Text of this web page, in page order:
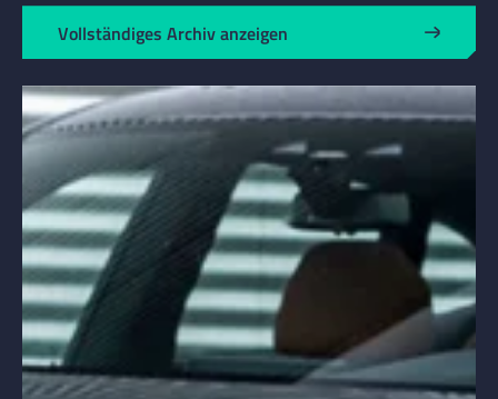
Vollständiges Archiv anzeigen